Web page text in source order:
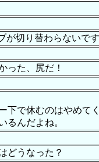
が切り替わらないで
った、尻だ！
下で休むのはやめて
るんだよね。
どうなった？